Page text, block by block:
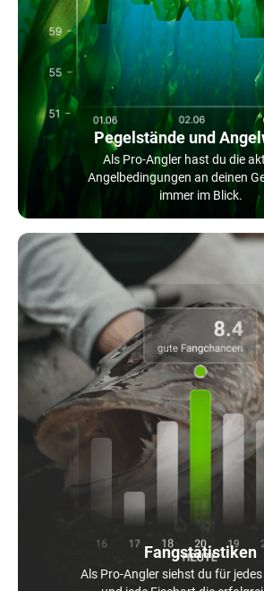
Pegelstände und
Als Pro-Angler hast du die
Angelbedingungen an deinen
immer im Blick.
Fangstatistiken
Als Pro-Angler siehst du für